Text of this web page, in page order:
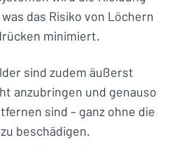
das Risiko von Löchern
minimiert.
sind zudem äußerst
anzubringen und genauso
sind – ganz ohne die
beschädigen.